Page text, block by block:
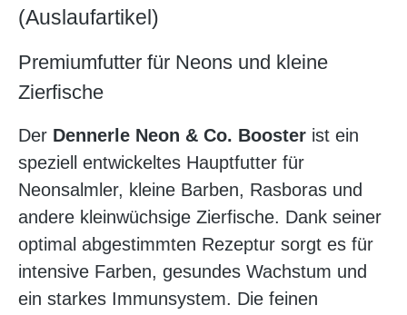
(Auslaufartikel)
Premiumfutter für Neons und kleine
Zierfische
Der Dennerle Neon & Co. Booster ist ein
speziell entwickeltes Hauptfutter für
Neonsalmler, kleine Barben, Rasboras und
andere kleinwüchsige Zierfische. Dank seiner
optimal abgestimmten Rezeptur sorgt es für
intensive Farben, gesundes Wachstum und
ein starkes Immunsystem. Die feinen